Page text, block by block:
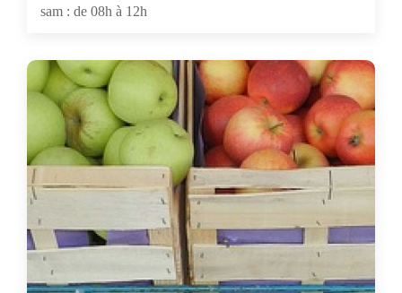
sam : de 08h à 12h